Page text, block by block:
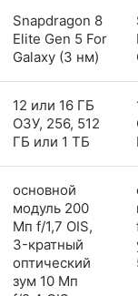
Snapdragon 8
Elite Gen 5 For
Galaxy (3 нм)
12 или 16 ГБ
ОЗУ, 256, 512
ГБ или 1 ТБ
основной
модуль 200
Мп f/1,7 OIS,
3-кратный
оптический
зум 10 Мп